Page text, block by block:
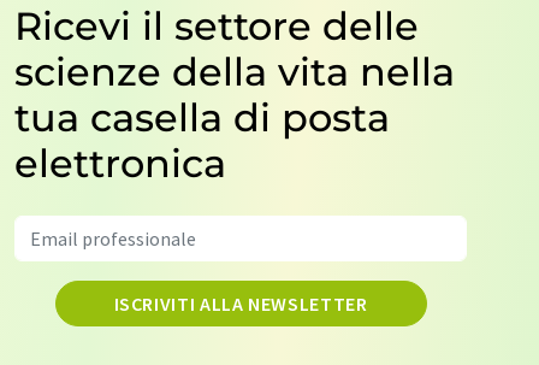
Ricevi il settore delle
scienze della vita nella
tua casella di posta
elettronica
ISCRIVITI ALLA NEWSLETTER